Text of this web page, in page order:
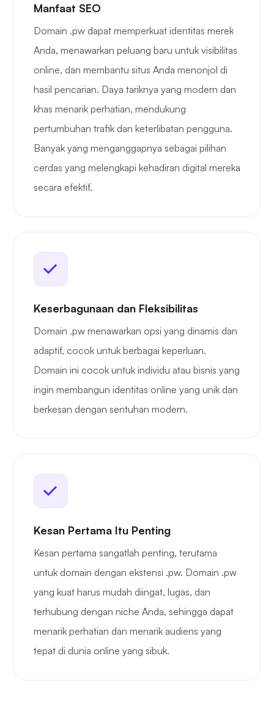
Manfaat SEO
Domain .pw dapat memperkuat identitas merek
Anda, menawarkan peluang baru untuk visibilitas
online, dan membantu situs Anda menonjol di
hasil pencarian. Daya tariknya yang modern dan
khas menarik perhatian, mendukung
pertumbuhan trafik dan keterlibatan pengguna.
Banyak yang menganggapnya sebagai pilihan
cerdas yang melengkapi kehadiran digital mereka
secara efektif.
Keserbagunaan dan Fleksibilitas
Domain .pw menawarkan opsi yang dinamis dan
adaptif, cocok untuk berbagai keperluan.
Domain ini cocok untuk individu atau bisnis yang
ingin membangun identitas online yang unik dan
berkesan dengan sentuhan modern.
Kesan Pertama Itu Penting
Kesan pertama sangatlah penting, terutama
untuk domain dengan ekstensi .pw. Domain .pw
yang kuat harus mudah diingat, lugas, dan
terhubung dengan niche Anda, sehingga dapat
menarik perhatian dan menarik audiens yang
tepat di dunia online yang sibuk.